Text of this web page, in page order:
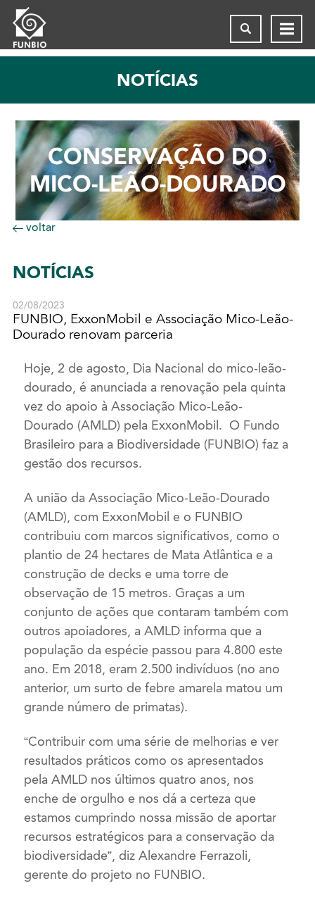
NOTÍCIAS
CONSERVAÇÃO DO
MICO-LEÃO-DOURADO
voltar
NOTÍCIAS
02/08/2023
FUNBIO, ExxonMobil e Associação Mico-Leão-
Dourado renovam parceria
Hoje, 2 de agosto, Dia Nacional do mico-leão-
dourado, é anunciada a renovação pela quinta
vez do apoio à Associação Mico-Leão-
Dourado (AMLD) pela ExxonMobil. O Fundo
Brasileiro para a Biodiversidade (FUNBIO) faz a
gestão dos recursos.
A união da Associação Mico-Leão-Dourado
(AMLD), com ExxonMobil e o FUNBIO
contribuiu com marcos significativos, como o
plantio de 24 hectares de Mata Atlântica e a
construção de decks e uma torre de
observação de 15 metros. Graças a um
conjunto de ações que contaram também com
outros apoiadores, a AMLD informa que a
população da espécie passou para 4.800 este
ano. Em 2018, eram 2.500 indivíduos (no ano
anterior, um surto de febre amarela matou um
grande número de primatas).
“Contribuir com uma série de melhorias e ver
resultados práticos como os apresentados
pela AMLD nos últimos quatro anos, nos
enche de orgulho e nos dá a certeza que
estamos cumprindo nossa missão de aportar
recursos estratégicos para a conservação da
biodiversidade”, diz Alexandre Ferrazoli,
gerente do projeto no FUNBIO.